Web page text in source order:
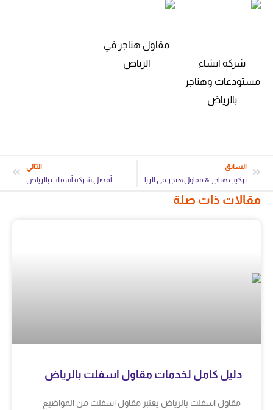
شركة انشاء
مستودعات وهناجر
بالرياض
مقاول هناجر في
الرياض
السابق
تركيب هناجر & مقاول هنجر في الرياض
التالي
أفضل شركة أسفلت بالرياض
مقالات ذات صلة
دليل كامل لخدمات مقاول اسفلت بالرياض
مقاول اسفلت بالرياض يعتبر مقاول اسفلت من المواضيع